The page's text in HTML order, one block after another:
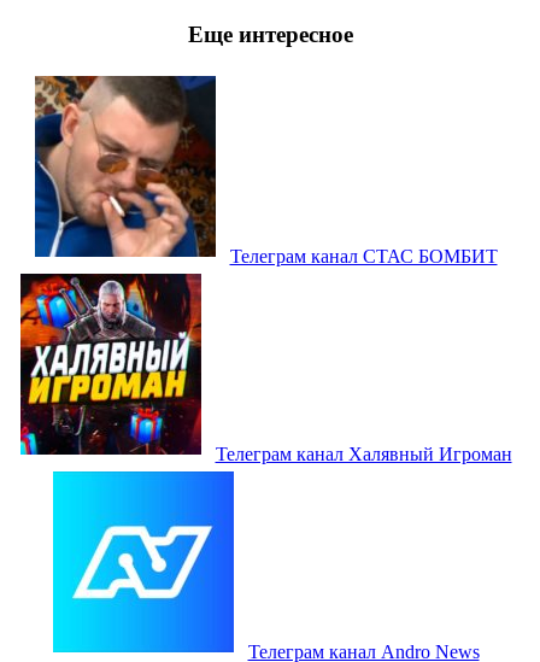
Еще интересное
Телеграм канал СТАС БОМБИТ
Телеграм канал Халявный Игроман
Телеграм канал Andro News